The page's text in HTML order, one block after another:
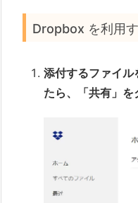
Dropbox を利用
添付するファイ
たら、「共有」を